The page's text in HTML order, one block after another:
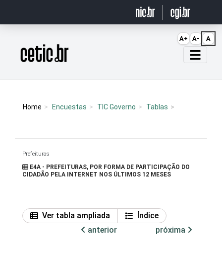
Página inicial
Home Encuestas TIC Governo Tablas
Prefeituras
E4A - PREFEITURAS, POR FORMA DE PARTICIPAÇÃO DO
CIDADÃO PELA INTERNET NOS ÚLTIMOS 12 MESES
Ver tabla ampliada
Índice
anterior
próxima
A+ A- A